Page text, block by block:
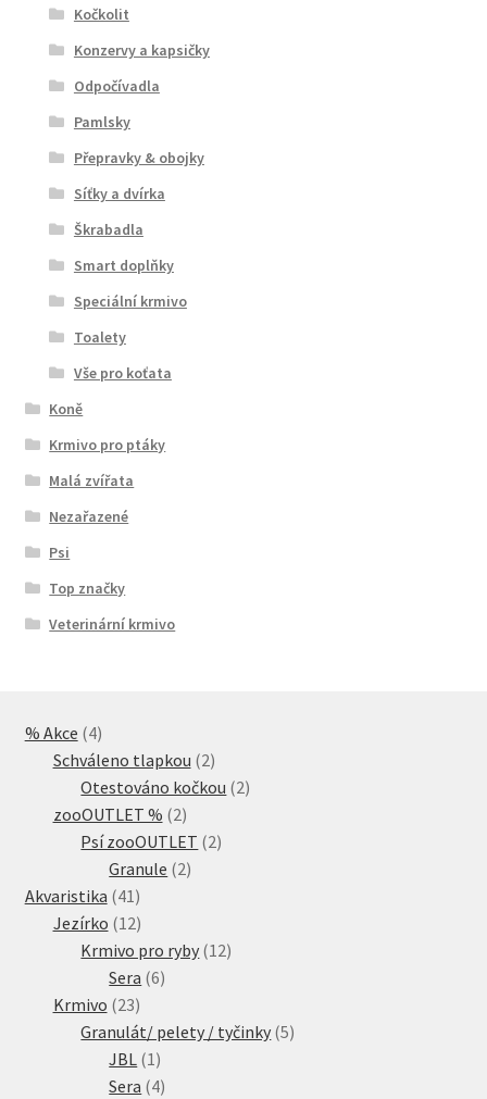
Kočkolit
Konzervy a kapsičky
Odpočívadla
Pamlsky
Přepravky & obojky
Síťky a dvírka
Škrabadla
Smart doplňky
Speciální krmivo
Toalety
Vše pro koťata
Koně
Krmivo pro ptáky
Malá zvířata
Nezařazené
Psi
Top značky
Veterinární krmivo
% Akce 44
produkty
Schváleno tlapkou 22
produkty
Otestováno kočkou 22
zooOUTLET % 22
produkty
Psí zooOUTLET 22
Granule 22
Akvaristika 41 41
produktů
Jezírko 1212
produktů
Krmivo pro ryby 1212
Sera 66
Krmivo 2323
produktů
Granulát/ pelety / tyčinky 55
JBL 1 1
produkt
Sera 44